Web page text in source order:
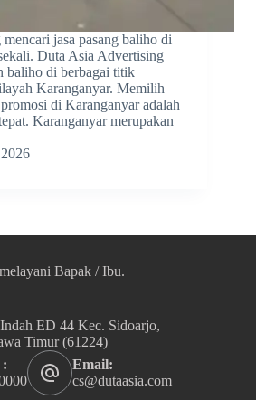
jasa pasang baliho di
Duta Asia Advertising
baliho di berbagai titik
Karanganyar. Memilih
di Karanganyar adalah
Karanganyar merupakan
Bapak / Ibu.
ED 44 Kec. Sidoarjo,
Timur (61224)
:
Email:
cs@dutaasia.com